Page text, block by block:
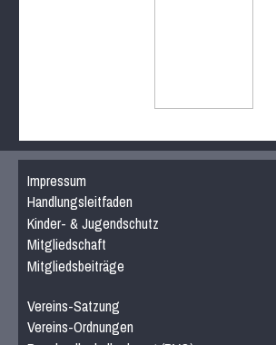
Impressum
Handlungsleitfaden
Kinder- & Jugendschutz
Mitgliedschaft
Mitgliedsbeiträge
Vereins-Satzung
Vereins-Ordnungen